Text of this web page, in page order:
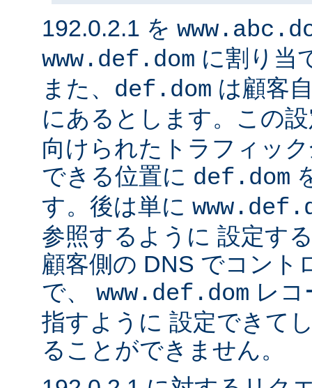
192.0.2.1 を
www.def.dom に割り当
また、 def.dom は顧客
にあるとします。この
向けられたトラフィッ
できる位置に def.dom
す。後は単に
参照するように 設定す
顧客側の DNS でコント
で、 www.def.dom レ
指すように 設定できて
ることができません。